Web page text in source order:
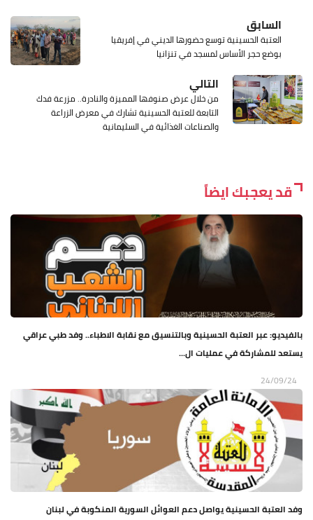
السابق
العتبة الحسينية توسع حضورها الديني في إفريقيا
بوضع حجر الأساس لمسجد في تنزانيا
التالي
من خلال عرض صنوفها المميزة والنادرة.. مزرعة فدك
التابعة للعتبة الحسينية تشارك في معرض الزراعة
والصناعات الغذائية في السليمانية
قد يعجبك ايضاً
بالفيديو: عبر العتبة الحسينية وبالتنسيق مع نقابة الاطباء.. وفد طبي عراقي
يستعد للمشاركة في عمليات ال...
24/09/24
وفد العتبة الحسينية يواصل دعم العوائل السورية المنكوبة في لبنان